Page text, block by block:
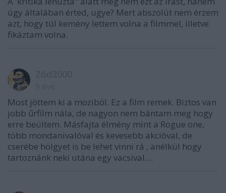
úgy általában érted, ugye? Mert abszolút nem érzem
azt, hogy túl kemény lettem volna a filmmel, illetve
fikáztam volna.
Most jöttem ki a moziból. Ez a film remek. Biztos van
jobb űrfilm nála, de nagyon nem bántam meg hogy
erre beültem. Másfajta élmény mint a Rogue one,
több mondanivalóval és kevesebb akcióval, de
cserébe hölgyet is be lehet vinni rá , anélkül hogy
tartoznánk neki utána egy vacsival....